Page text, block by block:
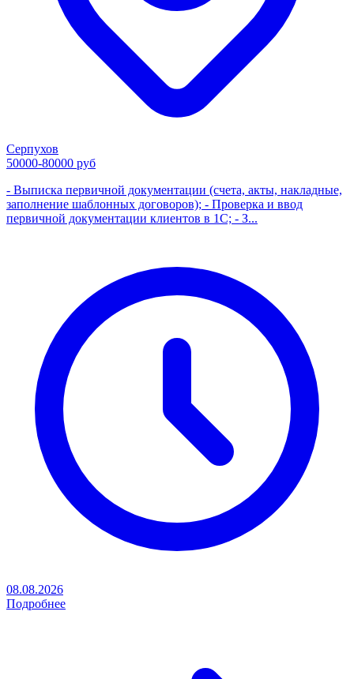
Серпухов
50000-80000 руб
- Выписка первичной документации (счета, акты, накладные,
заполнение шаблонных договоров); - Проверка и ввод
первичной документации клиентов в 1С; - З...
08.08.2026
Подробнее